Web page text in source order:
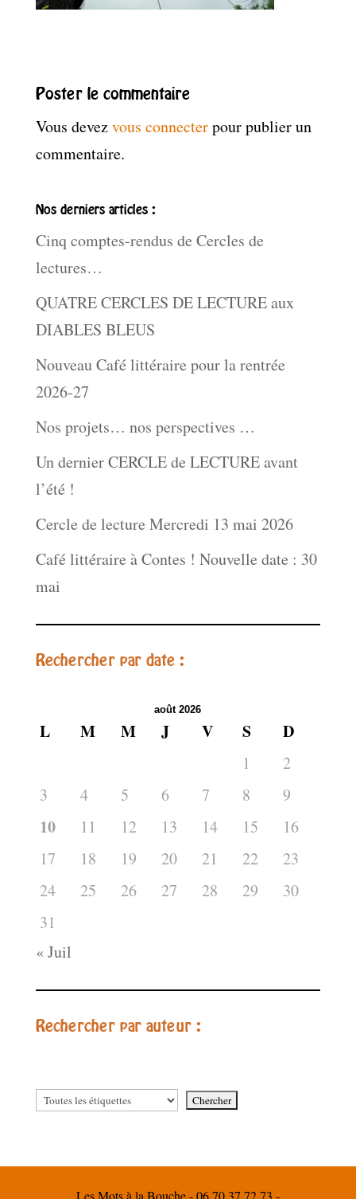
Poster le commentaire
Vous devezvous connecterpour publier un
commentaire.
Nos derniers articles :
Cinq comptes-rendus de Cercles de
lectures…
QUATRE CERCLES DE LECTURE aux
DIABLES BLEUS
Nouveau Café littéraire pour la rentrée
2026-27
Nos projets… nos perspectives …
Un dernier CERCLE de LECTURE avant
l’été !
Cercle de lecture Mercredi 13 mai 2026
Café littéraire à Contes ! Nouvelle date : 30
mai
Rechercher par date :
août 2026
L M M J V S D
1
2
3
4 5 6 7 8 9
10 11 12 13 14 15
16
17
18 19 20 21 22
23
24
25 26 27 28 29
30
31
« Juil
Rechercher par auteur :
Les Mots à la Bouche - 06 70 37 72 73 -